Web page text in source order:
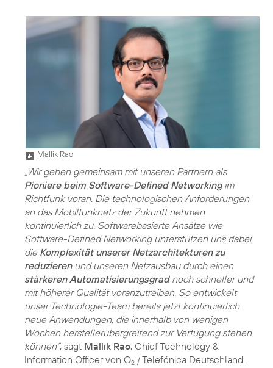
Mallik Rao
„Wir gehen gemeinsam mit unseren Partnern als
Pioniere beim Software-Defined Networkingim
Richtfunk voran. Die technologischen Anforderungen
an das Mobilfunknetz der Zukunft nehmen
kontinuierlich zu. Softwarebasierte Ansätze wie
Software-Defined Networking unterstützen uns dabei,
die Komplexität unserer Netzarchitekturen zu
reduzierenund unseren Netzausbau durch einen
stärkeren Automatisierungsgradnoch schneller und
mit höherer Qualität voranzutreiben. So entwickelt
unser Technologie-Team bereits jetzt kontinuierlich
neue Anwendungen, die innerhalb von wenigen
Wochen herstellerübergreifend zur Verfügung stehen
können“, sagt Mallik Rao, Chief Technology &
Information Officer von O2 / Telefónica Deutschland.